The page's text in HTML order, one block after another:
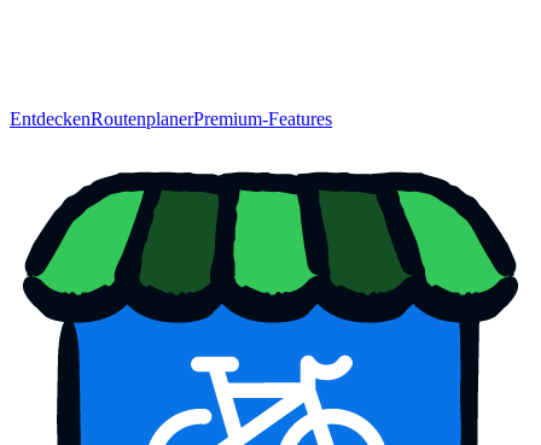
EntdeckenRoutenplanerPremium-Features